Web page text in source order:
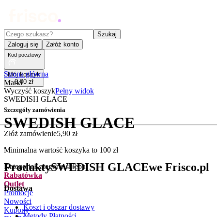
Czego szukasz?
Szukaj
Zaloguj się
Załóż konto
Kod pocztowy
Mój koszyk
0,00 zł
Wyczyść koszykPełny widok
Szczegóły zamówienia
Złóż zamówienie5,90 zł
Minimalna wartość koszyka to 100 zł
KategorieKategorie sklepu
Rabatówka
Outlet
Promocje
Nowości
Kupony
Strona główna
Marki
SWEDISH GLACE
SWEDISH GLACE
.
ProduktySWEDISH GLACEwe Frisco.pl
Dostawa
Koszt i obszar dostawy